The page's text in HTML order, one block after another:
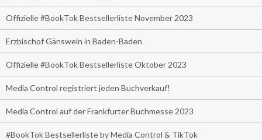
Offizielle #BookTok Bestsellerliste November 2023
Erzbischof Gänswein in Baden-Baden
Offizielle #BookTok Bestsellerliste Oktober 2023
Media Control registriert jeden Buchverkauf!
Media Control auf der Frankfurter Buchmesse 2023
#BookTok Bestsellerliste by Media Control & TikTok